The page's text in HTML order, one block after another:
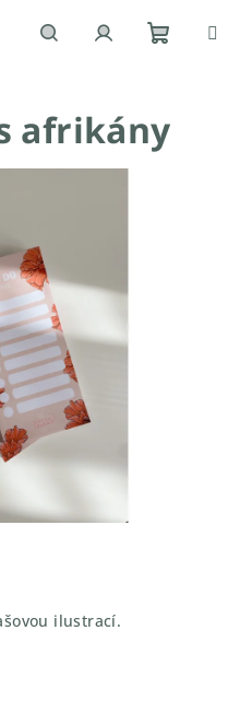
košík
ilustrací.
afrikány